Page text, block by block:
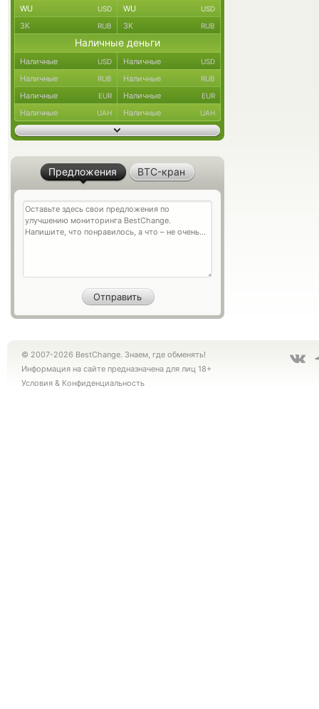
WU USD WU USD
ЗК RUB ЗК RUB
Наличные деньги
Наличные USD Наличные USD
Наличные RUB Наличные RUB
Наличные EUR Наличные EUR
Наличные UAH Наличные UAH
Предложения BTC-кран
© 2007-2026 BestChange. Знаем, где обменять!
Информация на сайте предназначена для лиц 18+
Условия & Конфиденциальность